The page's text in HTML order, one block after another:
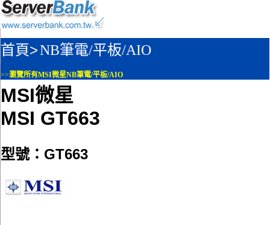
首頁>NB筆電/平板/AIO
>>瀏覽所有MSI微星NB筆電/平板/AIO
MSI微星
MSI GT663
型號：GT663